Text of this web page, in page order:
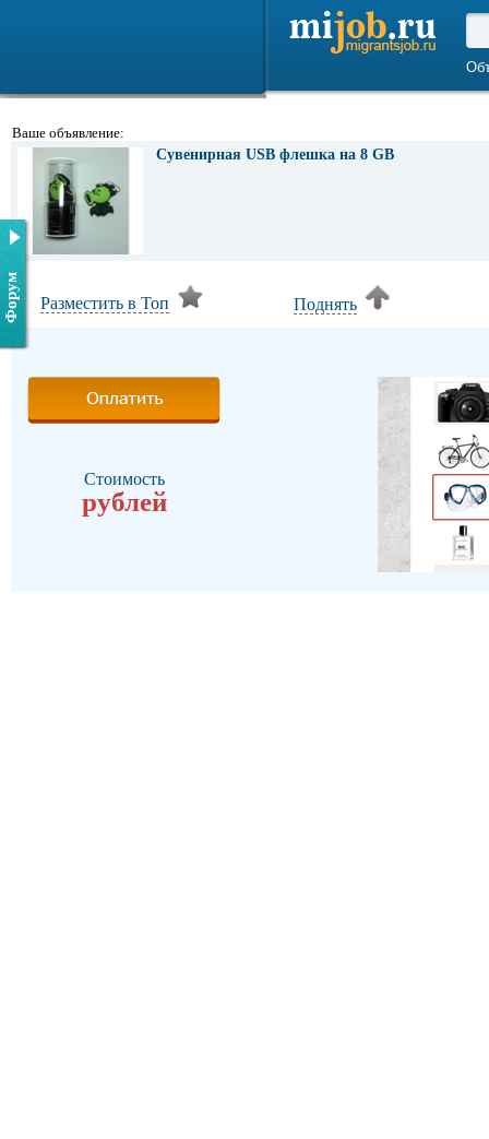
Форум
Ваше объявление:
Сувенирная USB флешка на 8 GB
Разместить в Топ Поднять
Стоимость
рублей